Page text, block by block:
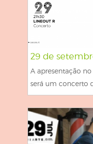
29 de
A apresentação
será um concerto